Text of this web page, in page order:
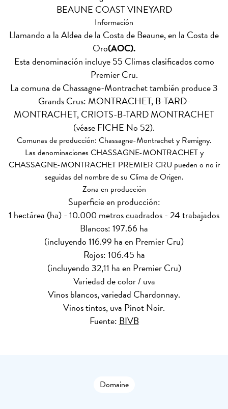
BEAUNE COAST VINEYARD
Información
Llamando a la Aldea de la Costa de Beaune, en la Costa de
Oro(AOC).
Esta denominación incluye 55 Climas clasificados como
Premier Cru.
La comuna de Chassagne-Montrachet también produce 3
Grands Crus: MONTRACHET, B-TARD-
MONTRACHET, CRIOTS-B-TARD MONTRACHET
(véase FICHE No 52).
Comunas de producción: Chassagne-Montrachet y Remigny.
Las denominaciones CHASSAGNE-MONTRACHET y
CHASSAGNE-MONTRACHET PREMIER CRU pueden o no ir
seguidas del nombre de su Clima de Origen.
Zona en producción
Superficie en producción:
1 hectárea (ha) - 10.000 metros cuadrados - 24 trabajados
Blancos: 197.66 ha
(incluyendo 116.99 ha en Premier Cru)
Rojos: 106.45 ha
(incluyendo 32,11 ha en Premier Cru)
Variedad de color / uva
Vinos blancos, variedad Chardonnay.
Vinos tintos, uva Pinot Noir.
Fuente: BIVB
Domaine